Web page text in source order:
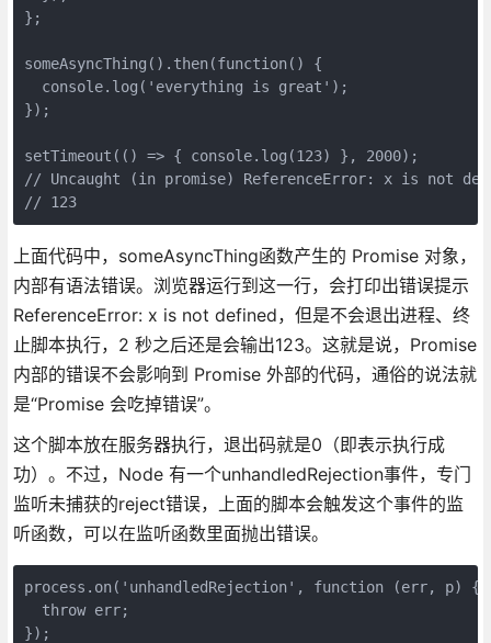
};
someAsyncThing().then(function() {
  console.log('everything is great');
});
setTimeout(() => { console.log(123) }, 2000);
// Uncaught (in promise) ReferenceError: x is not
// 123
上面代码中，someAsyncThing函数产生的 Promise 对象，
内部有语法错误。浏览器运行到这一行，会打印出错误提示
ReferenceError: x is not defined，但是不会退出进程、终
止脚本执行，2 秒之后还是会输出123。这就是说，Promise
内部的错误不会影响到 Promise 外部的代码，通俗的说法就
是“Promise 会吃掉错误”。
这个脚本放在服务器执行，退出码就是0（即表示执行成
功）。不过，Node 有一个unhandledRejection事件，专门
监听未捕获的reject错误，上面的脚本会触发这个事件的监
听函数，可以在监听函数里面抛出错误。
process.on('unhandledRejection', function (err, p) {
  throw err;
});